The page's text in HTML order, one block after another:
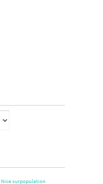
Nice surpopulation